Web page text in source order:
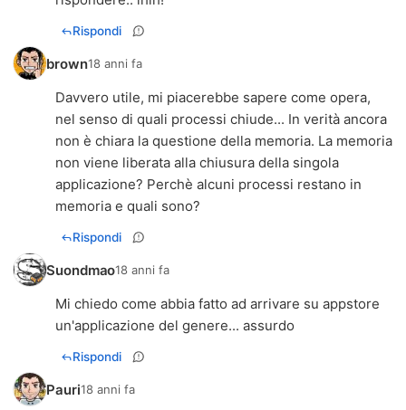
Rispondi
brown18 anni fa
Davvero utile, mi piacerebbe sapere come opera,
nel senso di quali processi chiude... In verità ancora
non è chiara la questione della memoria. La memoria
non viene liberata alla chiusura della singola
applicazione? Perchè alcuni processi restano in
memoria e quali sono?
Rispondi
Suondmao18 anni fa
Mi chiedo come abbia fatto ad arrivare su appstore
un'applicazione del genere... assurdo
Rispondi
Pauri18 anni fa